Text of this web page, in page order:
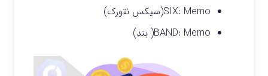
SIX: Memo(سیکس نتورک)
BAND: Memo( بند)